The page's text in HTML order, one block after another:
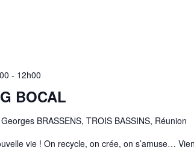
BOCAL
- 12h00
BRASSENS, TROIS BASSINS, Réunion
vie ! On recycle, on crée, on s’amuse…